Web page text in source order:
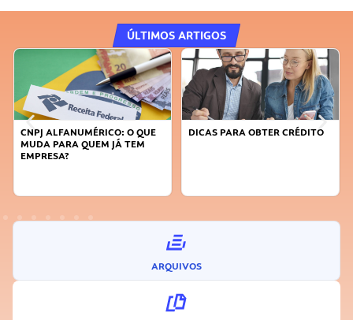
ÚLTIMOS ARTIGOS
CNPJ ALFANUMÉRICO: O QUE
MUDA PARA QUEM JÁ TEM
EMPRESA?
DICAS PARA OBTER CRÉDITO
ARQUIVOS